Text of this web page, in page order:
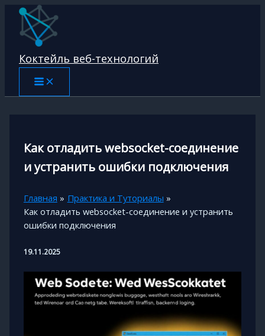
Перейти
содержимому
Коктейль веб-технологий
Как отладить websocket-соединение
и устранить ошибки подключения
Главная
Практика и Туториалы
Как отладить websocket-соединение и устранить
ошибки подключения
19.11.2025